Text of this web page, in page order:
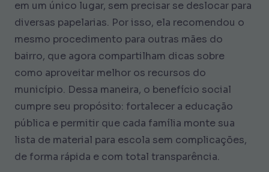
em um único lugar, sem precisar se deslocar para
diversas papelarias. Por isso, ela recomendou o
mesmo procedimento para outras mães do
bairro, que agora compartilham dicas sobre
como aproveitar melhor os recursos do
município. Dessa maneira, o benefício social
cumpre seu propósito: fortalecer a educação
pública e permitir que cada família monte sua
lista de material para escola sem complicações,
de forma rápida e com total transparência.